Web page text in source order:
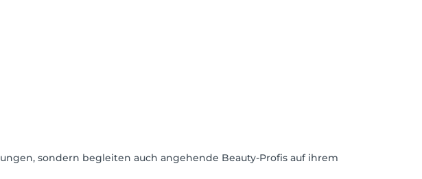
sondern begleiten auch angehende Beauty-Profis auf ihrem